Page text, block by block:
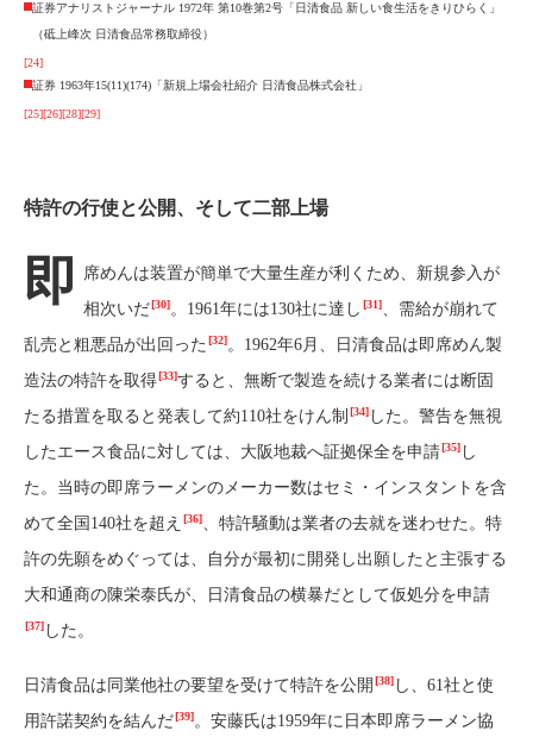
証券アナリストジャーナル 1972年 第10巻第2号「日清食品 新しい食生活をきりひらく」
（砥上峰次 日清食品常務取締役）
[24]
証券 1963年15(11)(174)「新規上場会社紹介 日清食品株式会社」
[25][26][28][29]
特許の行使と公開、そして二部上場
即
席めんは装置が簡単で大量生産が利くため、新規参入が
相次いだ[30]。1961年には130社に達し [31]、需給が崩れて
乱売と粗悪品が出回った [32]。1962年6月、日清食品は即席めん製
造法の特許を取得[33]すると、無断で製造を続ける業者には断固
たる措置を取ると発表して約110社をけん制 [34] した。警告を無視
したエース食品に対しては、大阪地裁へ証拠保全を申請[35] し
た。当時の即席ラーメンのメーカー数はセミ・インスタントを含
めて全国140社を超え [36]、特許騒動は業者の去就を迷わせた。特
許の先願をめぐっては、自分が最初に開発し出願したと主張する
大和通商の陳栄泰氏が、日清食品の横暴だとして仮処分を申請
[37] した。
日清食品は同業他社の要望を受けて特許を公開 [38] し、61社と使
用許諾契約を結んだ[39]。安藤氏は1959年に日本即席ラーメン協